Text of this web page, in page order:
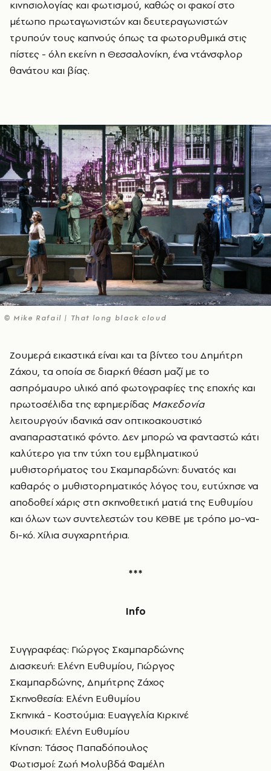
κινησιολογίας και φωτισμού, καθώς οι φακοί στο
μέτωπο πρωταγωνιστών και δευτεραγωνιστών
τρυπούν τους καπνούς όπως τα φωτορυθμικά στις
πίστες - όλη εκείνη η Θεσσαλονίκη, ένα ντάνσφλορ
θανάτου και βίας.
© Mike Rafail | That long black cloud
Ζουμερά εικαστικά είναι και τα βίντεο του Δημήτρη
Ζάχου, τα οποία σε διαρκή θέαση μαζί με το
ασπρόμαυρο υλικό από φωτογραφίες της εποχής και
πρωτοσέλιδα της εφημερίδας Μακεδονία
λειτουργούν ιδανικά σαν οπτικοακουστικό
αναπαραστατικό φόντο. Δεν μπορώ να φανταστώ κάτι
καλύτερο για την τύχη του εμβληματικού
μυθιστορήματος του Σκαμπαρδώνη: δυνατός και
καθαρός ο μυθιστορηματικός λόγος του, ευτύχησε να
αποδοθεί χάρις στη σκηνοθετική ματιά της Ευθυμίου
και όλων των συντελεστών του ΚΘΒΕ με τρόπο μο-να-
δι-κό. Χίλια συγχαρητήρια.
***
Info
Συγγραφέας: Γιώργος Σκαμπαρδώνης
Διασκευή: Ελένη Ευθυμίου, Γιώργος
Σκαμπαρδώνης, Δημήτρης Ζάχος
Σκηνοθεσία: Ελένη Ευθυμίου
Σκηνικά - Κοστούμια: Ευαγγελία Κιρκινέ
Μουσική: Ελένη Ευθυμίου
Κίνηση: Τάσος Παπαδόπουλος
Φωτισμοί: Ζωή Μολυβδά Φαμέλη